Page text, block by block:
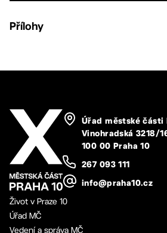
Přílohy
Úřad městské části
Vinohradská 3218/
100 00 Praha 10
267 093 111
info@praha10.cz
Život v Praze 10
Úřad MČ
Vedení a správa MČ